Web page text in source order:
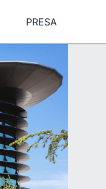
PRESA